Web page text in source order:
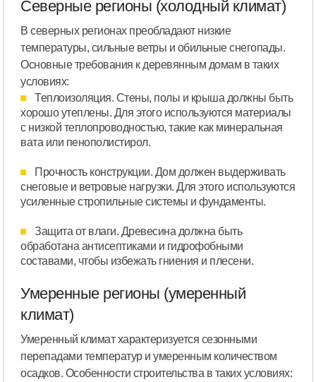
Северные регионы (холодный климат)
В северных регионах преобладают низкие
температуры, сильные ветры и обильные снегопады.
Основные требования к деревянным домам в таких
условиях:
Теплоизоляция. Стены, полы и крыша должны быть
хорошо утеплены. Для этого используются материалы
с низкой теплопроводностью, такие как минеральная
вата или пенополистирол.
Прочность конструкции. Дом должен выдерживать
снеговые и ветровые нагрузки. Для этого используются
усиленные стропильные системы и фундаменты.
Защита от влаги. Древесина должна быть
обработана антисептиками и гидрофобными
составами, чтобы избежать гниения и плесени.
Умеренные регионы (умеренный
климат)
Умеренный климат характеризуется сезонными
перепадами температур и умеренным количеством
осадков. Особенности строительства в таких условиях: